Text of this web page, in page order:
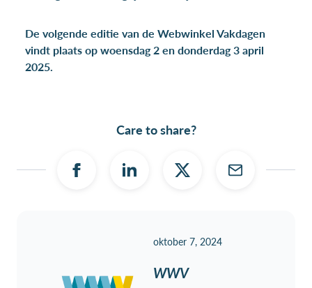
De volgende editie van de Webwinkel Vakdagen
vindt plaats op woensdag 2 en donderdag 3 april
2025.
Care to share?
oktober 7, 2024
WWV